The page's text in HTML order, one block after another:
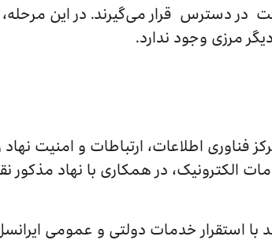
در دسترس قرار می‌گیرند. در این
مرزی وجود ندارد.
فناوری اطلاعات، ارتباطات و امنیت
الکترونیک، در همکاری با نهاد مذکور
استقرار خدمات دولتی و عمومی